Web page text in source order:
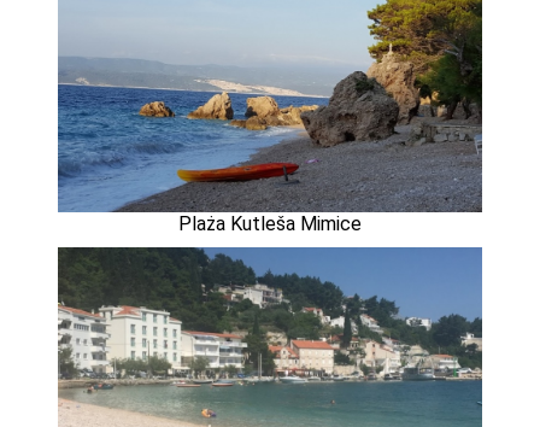
Plaża Kutleša Mimice